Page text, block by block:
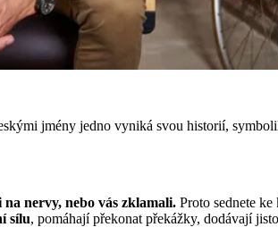
jmény jedno vyniká svou historií,
nervy, nebo vás zklamali. Proto sednete
sílu, pomáhají překonat překážky, dodávají